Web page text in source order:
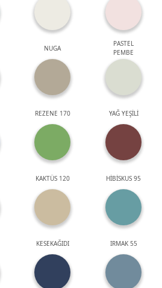
NUGA
PASTEL
PEMBE
REZENE 170 YAĞ YEŞİLİ
KAKTÜS 120 HİBİSKUS 95
KESEKAĞIDI IRMAK 55